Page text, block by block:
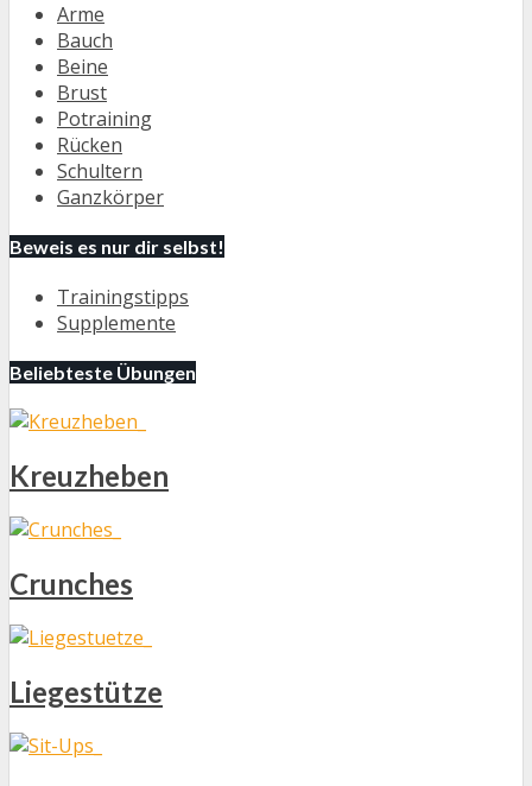
Arme
Bauch
Beine
Brust
Potraining
Rücken
Schultern
Ganzkörper
Beweis es nur dir selbst!
Trainingstipps
Supplemente
Beliebteste Übungen
Kreuzheben
Crunches
Liegestütze